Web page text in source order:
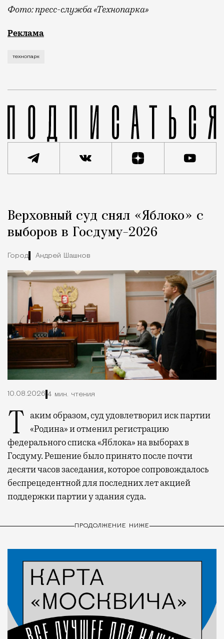
Фото: пресс-служба «Технопарка»
Рекламные кампании техники редко выходят за
Реклама
технопарк
Город
Верховный суд снял «Яблоко» с
выборов в Госдуму-2026
Город Андрей Шашков
10.08.2026 4 мин. чтения
Таким образом, суд удовлетворил иск партии «Родина» и отменил регистрацию
федерального списка «Яблока» на выборах в
Госдуму. Решение было принято после почти
десяти часов заседания, которое сопровождалось
беспрецедентной для последних лет акцией
поддержки партии у здания суда.
ПРОДОЛЖЕНИЕ НИЖЕ